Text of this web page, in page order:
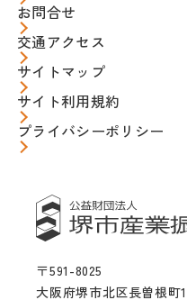
〒591-8025
大阪府堺市北区長曽根町
お問合せ
交通アクセス
サイトマップ
サイト利用規約
プライバシーポリシー